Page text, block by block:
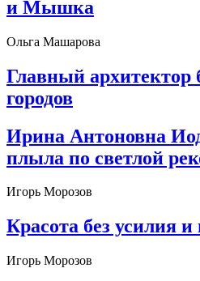
и Мышка
Ольга Машарова
Главный архитектор
городов
Ирина Антоновна
плыла по светлой
Игорь Морозов
Красота без усилия
Игорь Морозов